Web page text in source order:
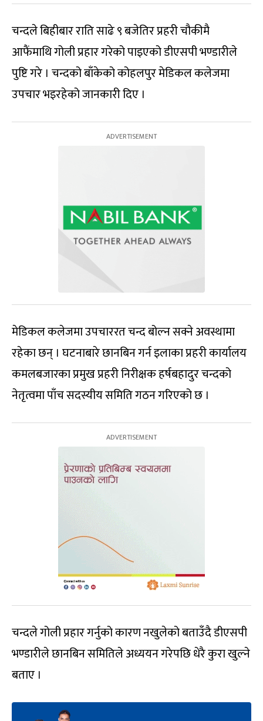
चन्दले बिहीबार राति साढे ९ बजेतिर प्रहरी चौकीमै
आफैंमाथि गोली प्रहार गरेको पाइएको डीएसपी भण्डारीले
पुष्टि गरे । चन्दको बाँकेको कोहलपुर मेडिकल कलेजमा
उपचार भइरहेको जानकारी दिए ।
मेडिकल कलेजमा उपचाररत चन्द बोल्न सक्ने अवस्थामा
रहेका छन् । घटनाबारे छानबिन गर्न इलाका प्रहरी कार्यालय
कमलबजारका प्रमुख प्रहरी निरीक्षक हर्षबहादुर चन्दको
नेतृत्वमा पाँच सदस्यीय समिति गठन गरिएको छ ।
चन्दले गोली प्रहार गर्नुको कारण नखुलेको बताउँदै डीएसपी
भण्डारीले छानबिन समितिले अध्ययन गरेपछि धेरै कुरा खुल्ने
बताए ।